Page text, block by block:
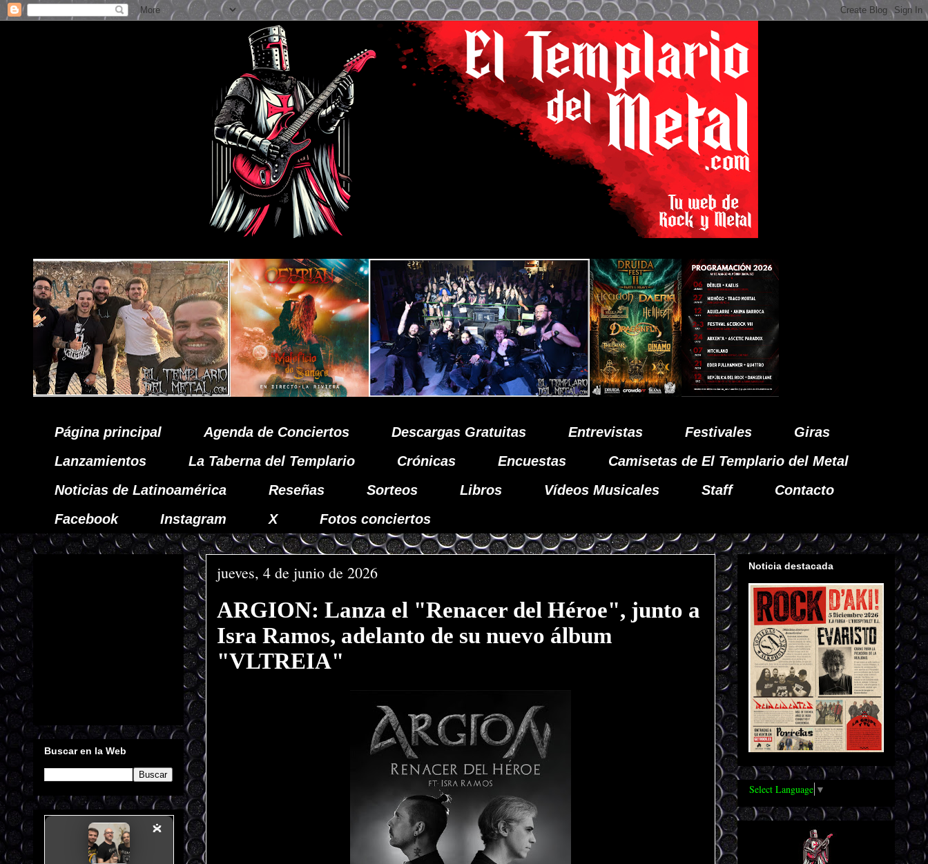
Página principal Agenda de Conciertos Descargas Gratuitas Entrevistas Festivales
Giras
Lanzamientos
La Taberna del Templario Crónicas Encuestas
Camisetas de El Templario del Metal
Noticias de Latinoamérica
Reseñas Sorteos Libros Vídeos Musicales Staff
Contacto
Facebook
Instagram X Fotos conciertos
jueves, 4 de junio de 2026
ARGION: Lanza el "Renacer del Héroe", junto a
Isra Ramos, adelanto de su nuevo álbum
"VLTREIA"
Buscar en la Web
Noticia destacada
Select Language ▼